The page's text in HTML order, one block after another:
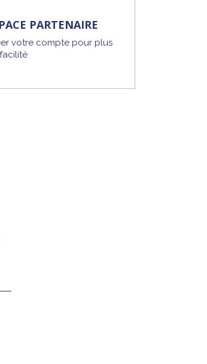
PARTENAIRE
votre compte pour plus